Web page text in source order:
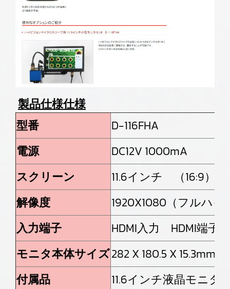
製品仕様仕様
型番
D-116FHA
電源
DC12V 1000mA
スクリーン
11.6インチ （16:9）
解像度
1920X1080（フルハ
入力端子
HDMI入力 HDMI端子
モニタ本体サイズ282 X 180.5 X 15.3mm
付属品
11.6インチ液晶モニタ